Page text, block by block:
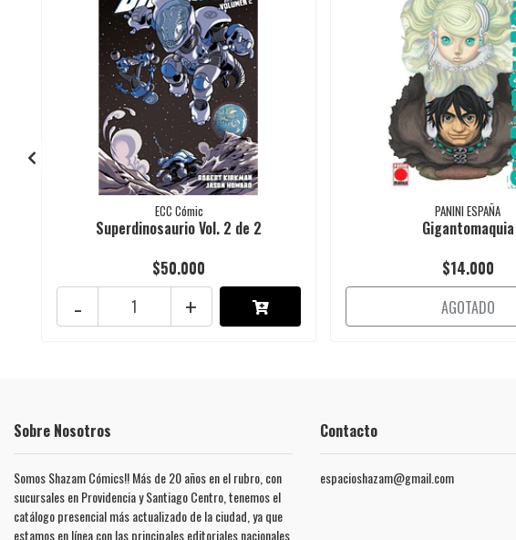
ECC Cómic
Superdinosaurio Vol. 2 de 2
$50.000
+
-
PANINI ESPAÑA
Gigantomaquia
$14.000
AGOTADO
Sobre Nosotros
Somos Shazam Cómics!! Más de 20 años en el rubro, con
sucursales en Providencia y Santiago Centro, tenemos el
catálogo presencial más actualizado de la ciudad, ya que
estamos en línea con las principales editoriales nacionales
Contacto
espacioshazam@gmail.com